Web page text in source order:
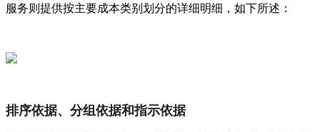
服务则 提供按主要成本类别 划 分的详细明细 ， 如下所述 ：
排序依据、 分组依据和指示依据